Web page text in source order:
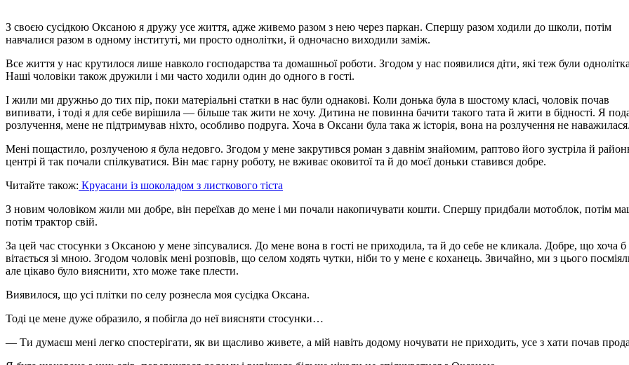
З своєю сусідкою Оксаною я дружу усе життя, адже живемо разом з нею через паркан. Спершу разом ходили до школи, потім
навчалися разом в одному інституті, ми просто однолітки, й одночасно виходили заміж.
Все життя у нас крутилося лише навколо господарства та домашньої роботи. Згодом у нас появилися діти, які теж були
Наші чоловіки також дружили і ми часто ходили один до одного в гості.
І жили ми дружньо до тих пір, поки матеріальні статки в нас були однакові. Коли донька була в шостому класі, чоловік почав
випивати, і тоді я для себе вирішила — більше так жити не хочу. Дитина не повинна бачити такого тата й жити в бідності. Я
розлучення, мене не підтримував ніхто, особливо подруга. Хоча в Оксани була така ж історія, вона на розлучення не наважилася.
Мені пощастило, розлученою я була недовго. Згодом у мене закрутився роман з давнім знайомим, раптово його зустріла й
центрі й так почали спілкуватися. Він має гарну роботу, не вживає оковитої та й до моєї доньки ставився добре.
Читайте також: Круасани із шоколадом з листкового тіста
З новим чоловіком жили ми добре, він переїхав до мене і ми почали накопичувати кошти. Спершу придбали мотоблок, потім
потім трактор свій.
За цей час стосунки з Оксаною у мене зіпсувалися. До мене вона в гості не приходила, та й до себе не кликала. Добре, що хоча б
вітається зі мною. Згодом чоловік мені розповів, що селом ходять чутки, ніби то у мене є коханець. Звичайно, ми з цього
але цікаво було вияснити, хто може таке плести.
Виявилося, що усі плітки по селу рознесла моя сусідка Оксана.
Тоді це мене дуже образило, я побігла до неї виясняти стосунки…
— Ти думаєш мені легко спостерігати, як ви щасливо живете, а мій навіть додому ночувати не приходить, усе з хати почав